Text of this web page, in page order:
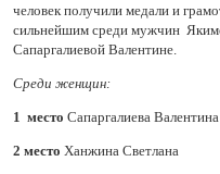
человек получили медали и
сильнейшим среди мужчин
Сапаргалиевой Валентине.
Среди женщин:
1 место Сапаргалиева Валентина
2 место Ханжина Светлана